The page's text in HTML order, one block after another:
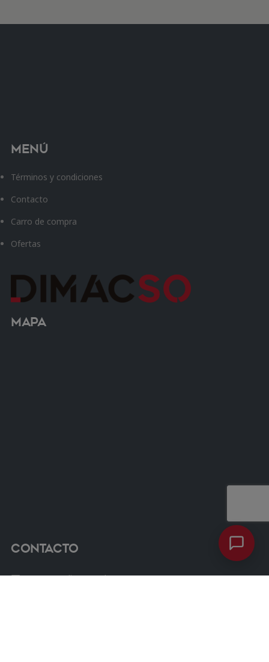
Menú
Términos y condiciones
Contacto
Carro de compra
Ofertas
Mapa
Contacto
ventas@dimacso.cl